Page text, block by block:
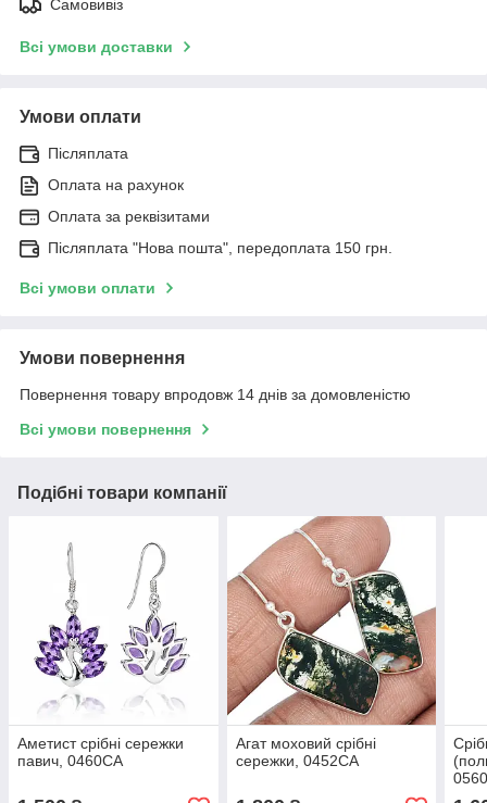
Самовивіз
Всі умови доставки
Умови оплати
Післяплата
Оплата на рахунок
Оплата за реквізитами
Післяплата "Нова пошта", передоплата 150 грн.
Всі умови оплати
Умови повернення
Повернення товару впродовж 14 днів за домовленістю
Всі умови повернення
Подібні товари компанії
Аметист срібні сережки
павич, 0460СА
Агат моховий срібні
сережки, 0452СА